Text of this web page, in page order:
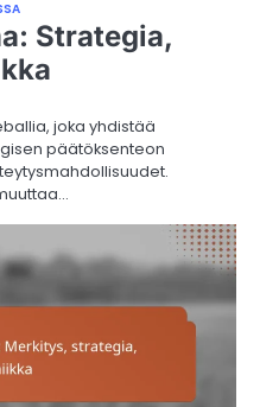
Strategia,
joka yhdistää
päätöksenteon